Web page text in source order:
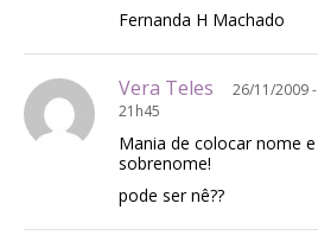
Fernanda H Machado
Vera Teles
26/11/2009 -
21h45
Mania de colocar nome e
sobrenome!
pode ser nê??